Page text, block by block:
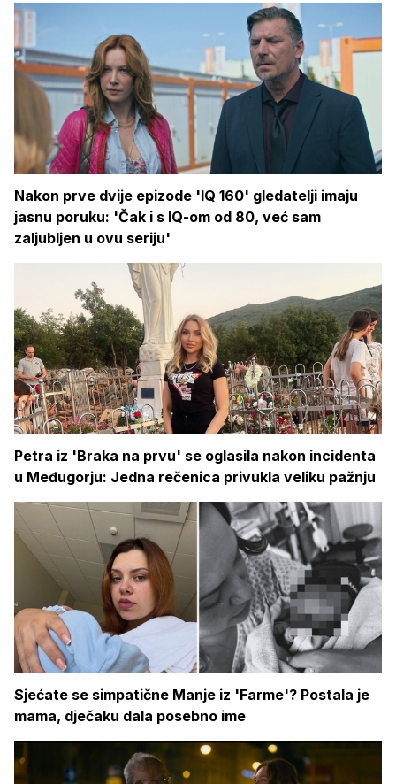
Nakon prve dvije epizode 'IQ 160' gledatelji imaju
jasnu poruku: 'Čak i s IQ-om od 80, već sam
zaljubljen u ovu seriju'
Petra iz 'Braka na prvu' se oglasila nakon incidenta
u Međugorju: Jedna rečenica privukla veliku pažnju
Sjećate se simpatične Manje iz 'Farme'? Postala je
mama, dječaku dala posebno ime